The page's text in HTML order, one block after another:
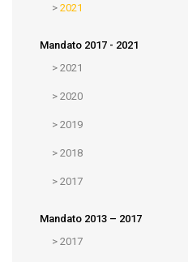
> 2021
Mandato 2017 - 2021
> 2021
> 2020
> 2019
> 2018
> 2017
Mandato 2013 – 2017
> 2017